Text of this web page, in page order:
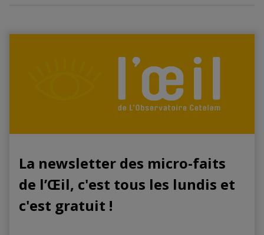
La newsletter des micro-faits
de l’Œil, c'est tous les lundis et
c'est gratuit !